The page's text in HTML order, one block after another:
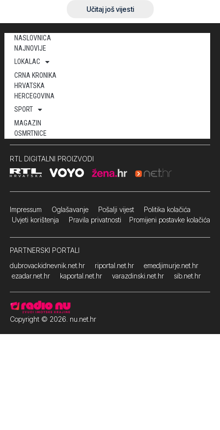
Učitaj još vijesti
NASLOVNICA
NAJNOVIJE
LOKALAC
CRNA KRONIKA
HRVATSKA
HERCEGOVINA
SPORT
MAGAZIN
OSMRTNICE
RTL DIGITALNI PROIZVODI
Impressum Oglašavanje Pošalji vijest Politika kolačića
Uvjeti korištenja Pravila privatnosti Promijeni postavke kolačića
PARTNERSKI PORTALI
dubrovackidnevnik.net.hr
riportal.net.hr
emedjimurje.net.hr
ezadar.net.hr
kaportal.net.hr varazdinski.net.hr sib.net.hr
Copyright © 2026. nu.net.hr